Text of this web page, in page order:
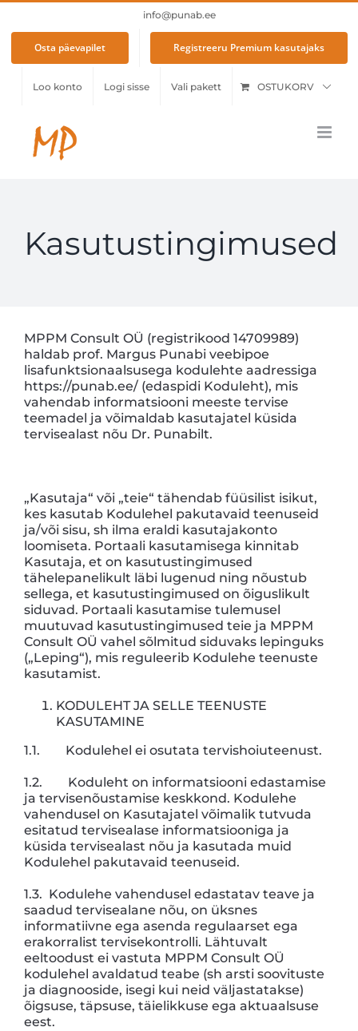
Skip
content
info@punab.ee
Osta päevapilet Registreeru Premium kasutajaks
Loo konto Logi sisse Vali pakett OSTUKORV
Kasutustingimused
MPPM Consult OÜ (registrikood 14709989)
haldab prof. Margus Punabi veebipoe
lisafunktsionaalsusega kodulehte aadressiga
https://punab.ee/ (edaspidi Koduleht), mis
vahendab informatsiooni meeste tervise
teemadel ja võimaldab kasutajatel küsida
tervisealast nõu Dr. Punabilt.
„Kasutaja“ või „teie“ tähendab füüsilist isikut,
kes kasutab Kodulehel pakutavaid teenuseid
ja/või sisu, sh ilma eraldi kasutajakonto
loomiseta. Portaali kasutamisega kinnitab
Kasutaja, et on kasutustingimused
tähelepanelikult läbi lugenud ning nõustub
sellega, et kasutustingimused on õiguslikult
siduvad. Portaali kasutamise tulemusel
muutuvad kasutustingimused teie ja MPPM
Consult OÜ vahel sõlmitud siduvaks lepinguks
(„Leping“), mis reguleerib Kodulehe teenuste
kasutamist.
KODULEHT JA SELLE TEENUSTE
KASUTAMINE
1.1. Kodulehel ei osutata tervishoiuteenust.
1.2. Koduleht on informatsiooni edastamise
ja tervisenõustamise keskkond. Kodulehe
vahendusel on Kasutajatel võimalik tutvuda
esitatud tervisealase informatsiooniga ja
küsida tervisealast nõu ja kasutada muid
Kodulehel pakutavaid teenuseid.
1.3. Kodulehe vahendusel edastatav teave ja
saadud tervisealane nõu, on üksnes
informatiivne ega asenda regulaarset ega
erakorralist tervisekontrolli. Lähtuvalt
eeltoodust ei vastuta MPPM Consult OÜ
kodulehel avaldatud teabe (sh arsti soovituste
ja diagnooside, isegi kui neid väljastatakse)
õigsuse, täpsuse, täielikkuse ega aktuaalsuse
eest.